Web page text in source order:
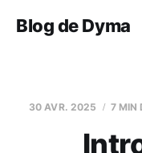
Blog de Dyma
30 AVR. 2025 7 MIN